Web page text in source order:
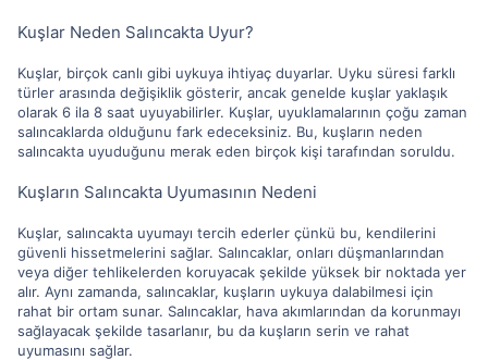
Kuşlar Neden Salıncakta Uyur?
Kuşlar, birçok canlı gibi uykuya ihtiyaç duyarlar. Uyku süresi farklı
türler arasında değişiklik gösterir, ancak genelde kuşlar yaklaşık
olarak 6 ila 8 saat uyuyabilirler. Kuşlar, uyuklamalarının çoğu zaman
salıncaklarda olduğunu fark edeceksiniz. Bu, kuşların neden
salıncakta uyuduğunu merak eden birçok kişi tarafından soruldu.
Kuşların Salıncakta Uyumasının Nedeni
Kuşlar, salıncakta uyumayı tercih ederler çünkü bu, kendilerini
güvenli hissetmelerini sağlar. Salıncaklar, onları düşmanlarından
veya diğer tehlikelerden koruyacak şekilde yüksek bir noktada yer
alır. Aynı zamanda, salıncaklar, kuşların uykuya dalabilmesi için
rahat bir ortam sunar. Salıncaklar, hava akımlarından da korunmayı
sağlayacak şekilde tasarlanır, bu da kuşların serin ve rahat
uyumasını sağlar.